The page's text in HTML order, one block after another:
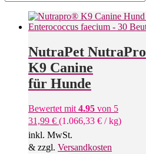
NutraPet NutraPro
K9 Canine
für Hunde
Bewertet mit 4.95 von 5
31,99 € (1.066,33 € /kg)
inkl. MwSt.
& zzgl. Versandkosten